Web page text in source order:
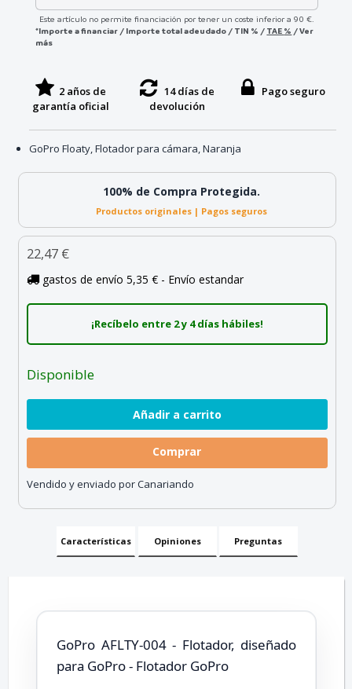
Este artículo no permite financiación por tener un coste inferior a 90 €.
*Importe a financiar / Importe total adeudado / TIN % / TAE % /Ver
más
2 años de
garantía oficial
14 días de
devolución
Pago seguro
GoPro Floaty, Flotador para cámara, Naranja
100% de Compra Protegida.
Productos originales | Pagos seguros
22,47 €
gastos de envío 5,35 € - Envío estandar
¡Recíbelo entre 2 y 4 días hábiles!
Disponible
Comprar
Vendido y enviado por Canariando
Características Opiniones Preguntas
GoPro AFLTY-004 - Flotador, diseñado
para GoPro - Flotador GoPro